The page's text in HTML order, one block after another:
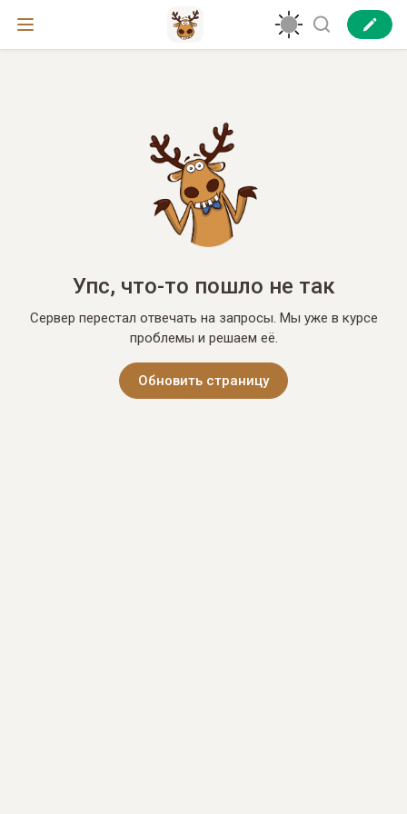
Упс, что-то пошло не так
Сервер перестал отвечать на запросы. Мы уже в курсе
проблемы и решаем её.
Обновить страницу